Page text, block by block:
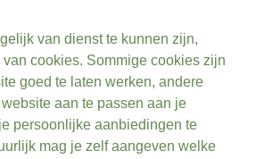
van dienst te kunnen zijn,
cookies. Sommige cookies zijn
goed te laten werken, andere
aan te passen aan je
persoonlijke aanbiedingen te
mag je zelf aangeven welke